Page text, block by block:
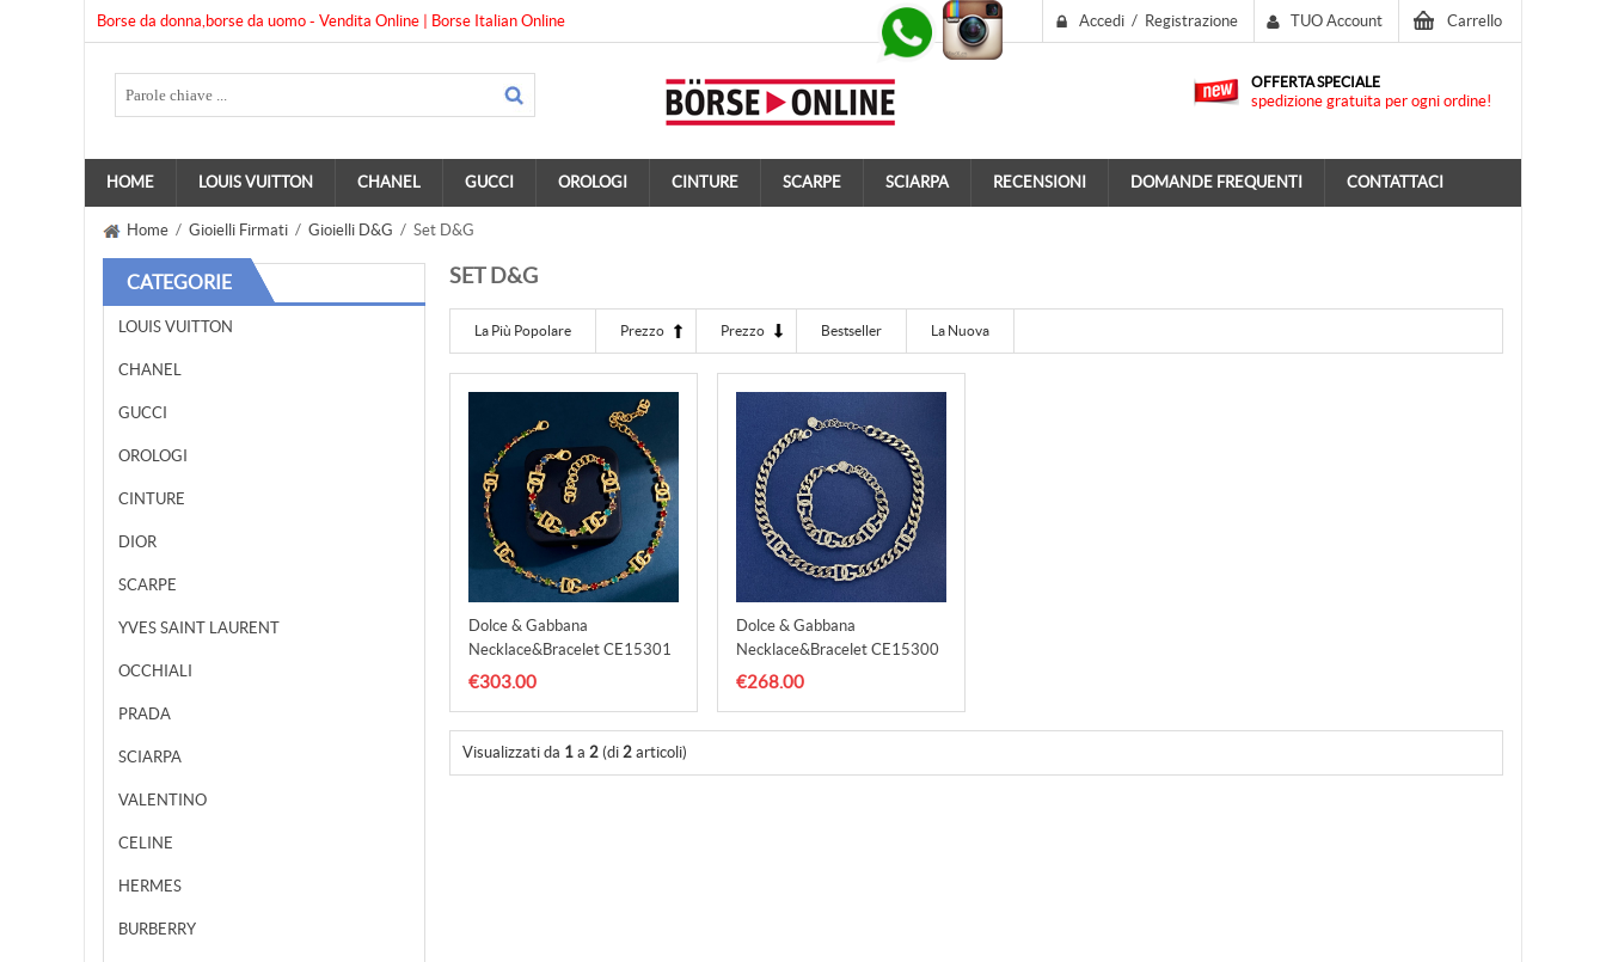
Borse da donna,borse da uomo - Vendita Online | Borse Italian Online Carrello
TUO Account
Accedi / Registrazione
OFFERTA SPECIALE
spedizione gratuita per ogni ordine!
HOME LOUIS VUITTON CHANEL GUCCI OROLOGI CINTURE SCARPE SCIARPA RECENSIONI DOMANDE FREQUENTI CONTATTACI
Home / Gioielli Firmati / Gioielli D&G / Set D&G
CATEGORIE
LOUIS VUITTON
CHANEL
GUCCI
OROLOGI
CINTURE
DIOR
SCARPE
YVES SAINT LAURENT
OCCHIALI
PRADA
SCIARPA
VALENTINO
CELINE
HERMES
BURBERRY
SET D&G
La Più Popolare Prezzo Prezzo Bestseller La Nuova
Dolce & Gabbana
Necklace&Bracelet CE15301
€303.00
Dolce & Gabbana
Necklace&Bracelet CE15300
€268.00
Visualizzati da 1 a 2 (di 2 articoli)